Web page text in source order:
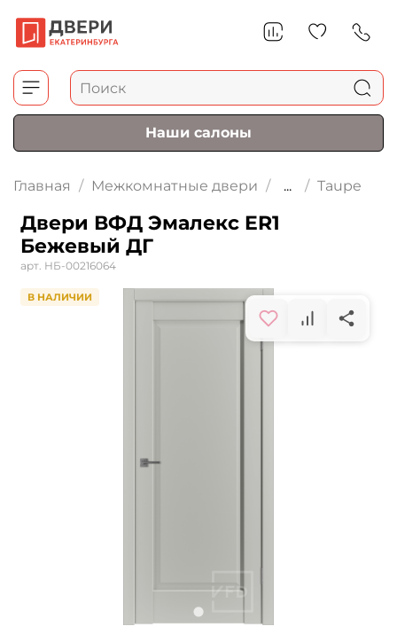
Наши салоны
Главная Межкомнатные двери ... Taupe
Двери ВФД Эмалекс ER1
Бежевый ДГ
арт. НБ-00216064
В НАЛИЧИИ